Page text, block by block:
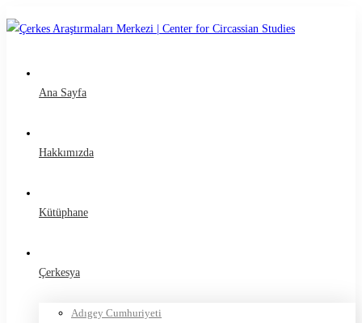
Ana Sayfa
Hakkımızda
Kütüphane
Çerkesya
Adıgey Cumhuriyeti